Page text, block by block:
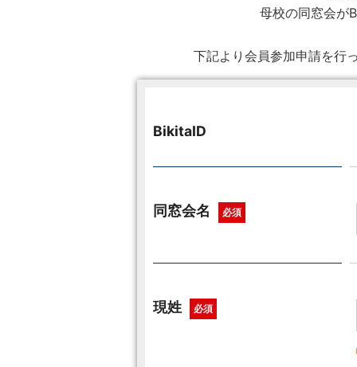
母校の同窓会が
下記より会員参加申請を行
BikitaID
同窓会名 必須
現姓 必須